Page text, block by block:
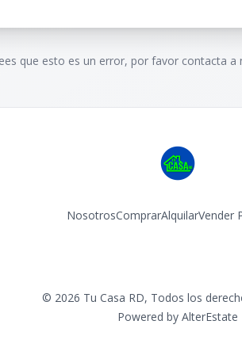
que esto es un error, por favor contacta
NosotrosComprarAlquilarVender
© 2026 Tu Casa RD, Todos los
Powered by AlterEstate